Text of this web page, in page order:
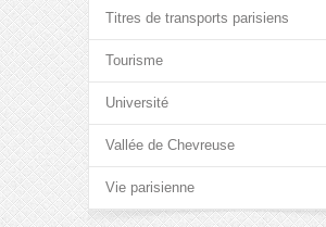
Titres de transports parisiens
Tourisme
Université
Vallée de Chevreuse
Vie parisienne